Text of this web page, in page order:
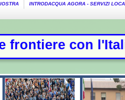
INTRODACQUA AGORA - SERVIZI
la